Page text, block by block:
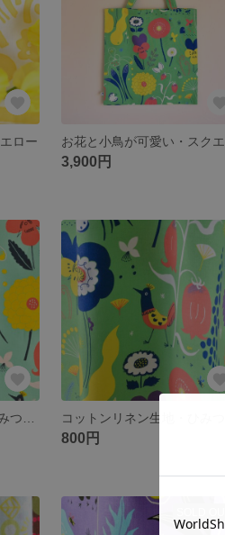
ロー
3,900円
800円